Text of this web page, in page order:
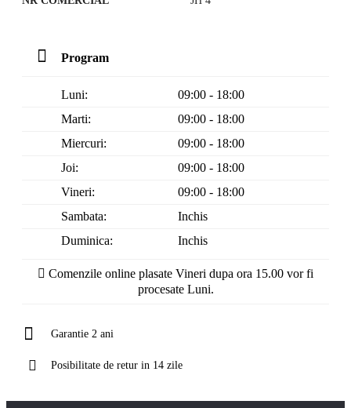
Program
Luni:
09:00 - 18:00
Marti:
09:00 - 18:00
Miercuri:
09:00 - 18:00
Joi:
09:00 - 18:00
Vineri:
09:00 - 18:00
Sambata:
Inchis
Duminica:
Inchis
Comenzile online plasate Vineri dupa ora 15.00 vor fi
procesate Luni.
Garantie 2 ani
Posibilitate de retur in 14 zile